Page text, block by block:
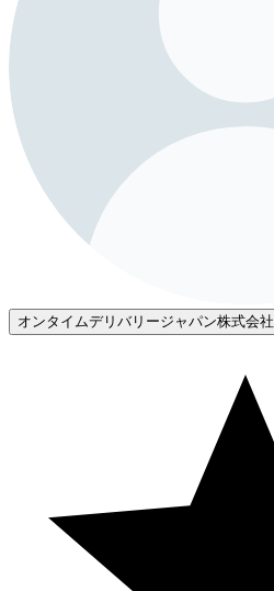
オンタイムデリバリージャパン株式会社